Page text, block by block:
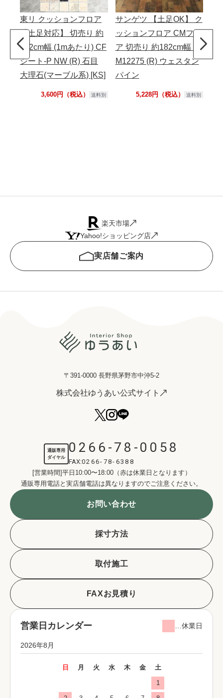
東リ クッションフロア
【土足対応】 切売り 約
182cm幅 (1mあたり) CF
シート-P NW (R) 石目
大理石(マーブル系) [KS]
3,600円（税込） 送料別
サンゲツ 【土足OK】 ク
ッションフロア CMフロ
ア 切売り 約182cm幅 C
M12275 (R) ウェスタン
パイン
5,228円（税込） 送料別
ル
楽天市場
Yahoo!ショッピング店
実店舗ご案内
〒391-0000 長野県茅野市中沖5-2
株式会社ゆうあい公式サイト
通販専用
ダイヤル
0266-78-0058
FAX:0266-78-6388
[営業時間]平日10:00〜18:00（赤は休業日となります）
通販専用電話と実店舗電話は異なりますのでご注意ください。
お問い合わせ
採寸方法
取付施工
FAXお見積り
営業日カレンダー …休業日
2026年8月
日 月 火 水 木 金 土
1